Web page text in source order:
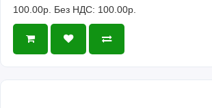
100.00р. Без НДС: 100.00р.